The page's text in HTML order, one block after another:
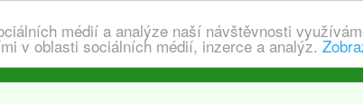
médií a analýze naší návštěvnosti
v oblasti sociálních médií, inzerce a analýz.